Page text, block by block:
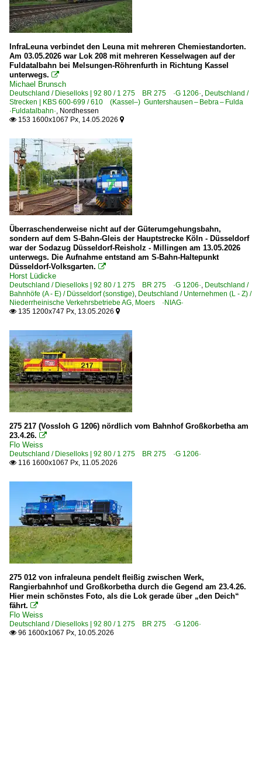
InfraLeuna verbindet den Leuna mit mehreren Chemiestandorten.
Am 03.05.2026 war Lok 208 mit mehreren Kesselwagen auf der
Fuldatalbahn bei Melsungen-Röhrenfurth in Richtung Kassel
unterwegs. 
Michael Brunsch
Deutschland / Dieselloks | 92 80 / 1 275 BR 275 ·G 1206·, Deutschland /
Strecken | KBS 600-699 / 610 (Kassel–) Guntershausen – Bebra – Fulda
·Fuldatalbahn·, Nordhessen
 153 1600x1067 Px, 14.05.2026 
Überraschenderweise nicht auf der Güterumgehungsbahn,
sondern auf dem S-Bahn-Gleis der Hauptstrecke Köln - Düsseldorf
war der Sodazug Düsseldorf-Reisholz - Millingen am 13.05.2026
unterwegs. Die Aufnahme entstand am S-Bahn-Haltepunkt
Düsseldorf-Volksgarten. 
Horst Lüdicke
Deutschland / Dieselloks | 92 80 / 1 275 BR 275 ·G 1206·, Deutschland /
Bahnhöfe (A - E) / Düsseldorf (sonstige), Deutschland / Unternehmen (L - Z) /
Niederrheinische Verkehrsbetriebe AG, Moers ·NIAG·
 135 1200x747 Px, 13.05.2026 
275 217 (Vossloh G 1206) nördlich vom Bahnhof Großkorbetha am
23.4.26. 
Flo Weiss
Deutschland / Dieselloks | 92 80 / 1 275 BR 275 ·G 1206·
 116 1600x1067 Px, 11.05.2026
275 012 von infraleuna pendelt fleißig zwischen Werk,
Rangierbahnhof und Großkorbetha durch die Gegend am 23.4.26.
Hier mein schönstes Foto, als die Lok gerade über „den Deich“
fährt. 
Flo Weiss
Deutschland / Dieselloks | 92 80 / 1 275 BR 275 ·G 1206·
 96 1600x1067 Px, 10.05.2026